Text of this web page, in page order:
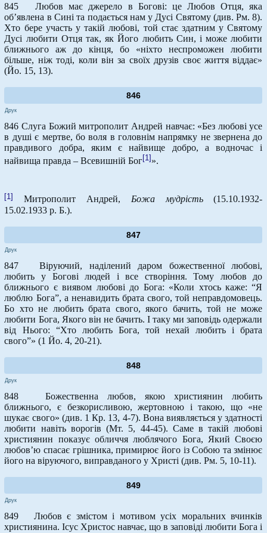
845 Любов має джерело в Богові: це Любов Отця, яка
об’явлена в Сині та подається нам у Дусі Святому (див. Рм. 8).
Хто бере участь у такій любові, той стає здатним у Святому
Дусі любити Отця так, як Його любить Син, і може любити
ближнього аж до кінця, бо «ніхто неспроможен любити
більше, ніж тоді, коли він за своїх друзів своє життя віддає»
(Йо. 15, 13).
846
Друк
846 Слуга Божий митрополит Андрей навчає: «Без любові усе
в душі є мертве, бо воля в головнім напрямку не звернена до
правдивого добра, яким є найвище добро, а водночас і
найвища правда – Всевишній Бог[1] ».
[1] Митрополит Андрей, Божа мудрість(15.10.1932-
15.02.1933 р. Б.).
847
Друк
847 Віруючий, наділений даром божественної любові,
любить у Богові людей і все створіння. Тому любов до
ближнього є виявом любові до Бога: «Коли хтось каже: “Я
люблю Бога”, а ненавидить брата свого, той неправдомовець.
Бо хто не любить брата свого, якого бачить, той не може
любити Бога, Якого він не бачить. І таку ми заповідь одержали
від Нього: “Хто любить Бога, той нехай любить і брата
свого”» (1 Йо. 4, 20-21).
848
Друк
848 Божественна любов, якою християнин любить
ближнього, є безкорисливою, жертовною і такою, що «не
шукає свого» (див. 1 Кр. 13, 4-7). Вона виявляється у здатності
любити навіть ворогів (Мт. 5, 44-45). Саме в такій любові
християнин показує обличчя люблячого Бога, Який Своєю
любов’ю спасає грішника, примирює його із Собою та змінює
його на віруючого, виправданого у Христі (див. Рм. 5, 10-11).
849
Друк
849 Любов є змістом і мотивом усіх моральних вчинків
християнина. Ісус Христос навчає, що в заповіді любити Бога і